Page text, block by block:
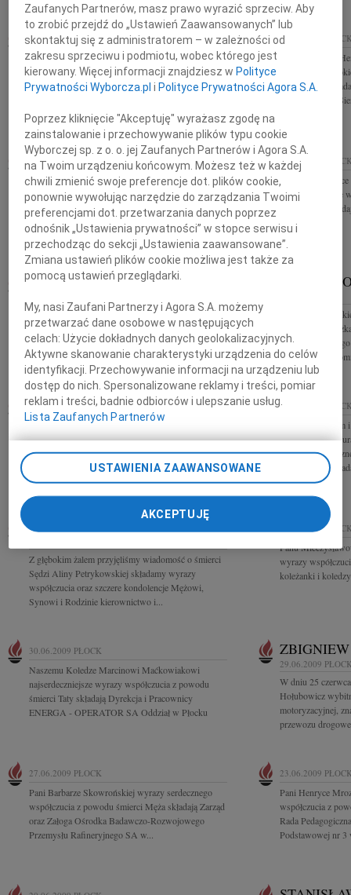
31.07.2009 PŁOCK
Drogiej Henryce Piekarskiej wyrazy głębokiego
współczucia i otuchy po stracie Taty składa Zarząd
Sierpeckiego Oddziału Towarzystwa Naukowego
30.07.2009
Drogiej Pani dr
szczerego i
śmierci Ojca
Skarbowego w
28.07.2009 PŁOCK
Drogiemu Koledze Tomaszowi Sobczykowi oraz
Rodzinie wyrazy głębokiego współczucia z powodu
śmierci Mamy składają Zarząd oraz koleżanki i
koledzy z Zakładu Energetycznego...
25.07.2009
Drogiej
najserdeczniejsze
śmierci Taty
24.07.2009PŁOCK
Pani Teresie Świtkiewicz-Pogodzińskiej Zastępcy
ordynatora oddziału dziecięcego Wojewódzkiego
Szpitala Zespolonego w Płocku wyrazy głębokiego
współczucia z powodu śmierci MATKI...
Z głębokim
Krzysztofa
Turystyki.
JAN GOSPODAROWICZ 23.07.2009
PŁOCK
Z wielkim żalem i smutkiem żegnamy Kolegę,
Radnego Jana Gospodarowicza Rodzinie i Bliskim
składamy wyrazy głębokiego współczucia Starosta
Gostyniński, Przewodnicząca Rady i...
01.07.2009
Z głębokim
wiadomość
w Płocku
śmierci Żony
ALINA PETRYKOWSKA
Z głębokim żalem przyjęliśmy wiadomość o śmierci
Sędzi Aliny Petrykowskiej składamy wyrazy
współczucia oraz szczere kondolencje Mężowi,
Synowi i Rodzinie kierownictwo i...
30.06.2009
Panu
wyrazy
koleżanki i
30.06.2009 PŁOCK
Naszemu Koledze Marcinowi Maćkowiakowi
najserdeczniejsze wyrazy współczucia z powodu
śmierci Taty składają Dyrekcja i Pracownicy
ENERGA - OPERATOR SA Oddział w Płocku
29.06.2009
W dniu 25
Hołubowicz
motoryzacyjnej,
przewozu
27.06.2009 PŁOCK
Pani Barbarze Skowrońskiej wyrazy serdecznego
współczucia z powodu śmierci Męża składają Zarząd
oraz Załoga Ośrodka Badawczo-Rozwojowego
Przemysłu Rafineryjnego SA w...
23.06.2009
Pani Henryce
współczucia z
Rada
Podstawowej nr 3
Zaufanych Partnerów, masz prawo wyrazić sprzeciw. Aby
to zrobić przejdź do „Ustawień Zaawansowanych” lub
skontaktuj się z administratorem – w zależności od
zakresu sprzeciwu i podmiotu, wobec którego jest
kierowany. Więcej informacji znajdziesz w Polityce
Prywatności Wyborcza.pl i Polityce Prywatności Agora S.A.
Poprzez kliknięcie "Akceptuję" wyrażasz zgodę na
zainstalowanie i przechowywanie plików typu cookie
Wyborczej sp. z o. o. jej Zaufanych Partnerów i Agora S.A.
na Twoim urządzeniu końcowym. Możesz też w każdej
chwili zmienić swoje preferencje dot. plików cookie,
ponownie wywołując narzędzie do zarządzania Twoimi
preferencjami dot. przetwarzania danych poprzez
odnośnik „Ustawienia prywatności” w stopce serwisu i
przechodząc do sekcji „Ustawienia zaawansowane”.
Zmiana ustawień plików cookie możliwa jest także za
pomocą ustawień przeglądarki.
My, nasi Zaufani Partnerzy i Agora S.A. możemy
przetwarzać dane osobowe w następujących
celach:Użycie dokładnych danych geolokalizacyjnych.
Aktywne skanowanie charakterystyki urządzenia do celów
identyfikacji. Przechowywanie informacji na urządzeniu lub
dostęp do nich. Spersonalizowane reklamy i treści, pomiar
reklam i treści, badnie odbiorców i ulepszanie usług.
Lista Zaufanych Partnerów
USTAWIENIA ZAAWANSOWANE
AKCEPTUJĘ